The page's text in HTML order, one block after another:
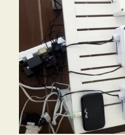
c
o
i
e